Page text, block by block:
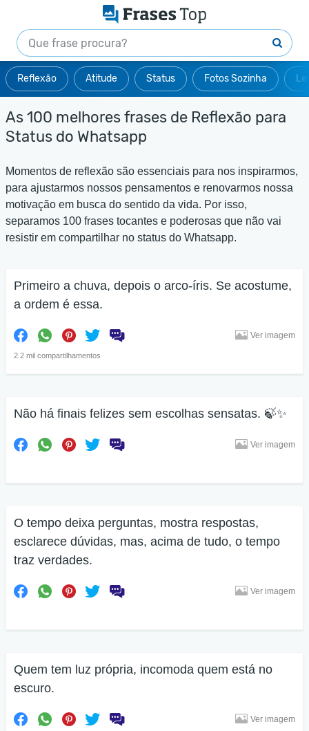
Reflexão Atitude Status Fotos Sozinha
As 100 melhores frases de Reflexão para
Status do Whatsapp
Momentos de reflexão são essenciais para nos inspirarmos,
para ajustarmos nossos pensamentos e renovarmos nossa
motivação em busca do sentido da vida. Por isso,
separamos 100 frases tocantes e poderosas que não vai
resistir em compartilhar no status do Whatsapp.
Primeiro a chuva, depois o arco-íris. Se acostume,
a ordem é essa.
2.2 mil compartilhamentos
Ver imagem
Não há finais felizes sem escolhas sensatas. 🍃✨
Ver imagem
O tempo deixa perguntas, mostra respostas,
esclarece dúvidas, mas, acima de tudo, o tempo
traz verdades.
Ver imagem
Quem tem luz própria, incomoda quem está no
escuro.
Ver imagem